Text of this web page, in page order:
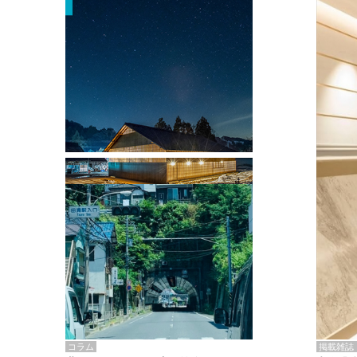
掲載雑誌
掲載雑誌・書籍
『街歩き研修「アールデコとモダニズ
ム、和風バロック」』のレポート記事が
掲載
コラム